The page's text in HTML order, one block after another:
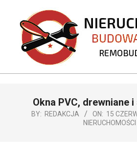
content
Okna PVC, drewniane
BY: REDAKCJA ON: 15
NIERUCHOMOŚCI